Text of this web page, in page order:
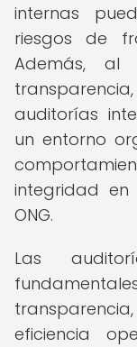
internas
riesgos de
Además,
auditorías
un entorno
integridad
ONG.
Las
eficiencia